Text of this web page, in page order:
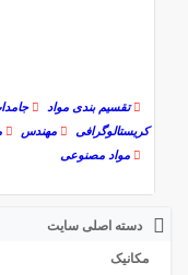
تقسیم بندی مواد
کریستالوگرافی
مهندس
مواد مصنوعی
دسته اصلی سایت
مکانیک